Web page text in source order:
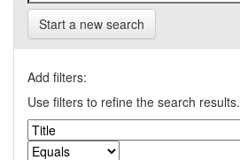
Start a new search
Add filters:
Use filters to refine the search results.